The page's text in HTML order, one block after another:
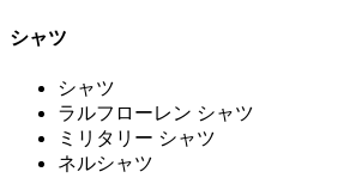
シャツ
シャツ
ラルフローレン シャツ
ミリタリー シャツ
ネルシャツ